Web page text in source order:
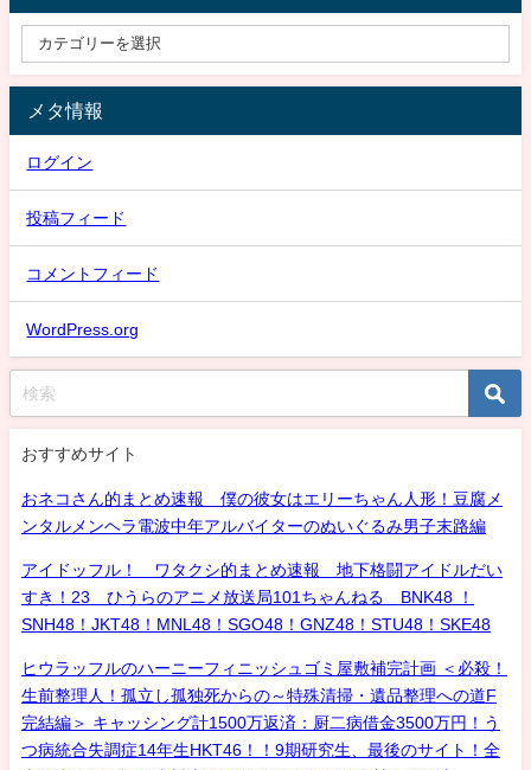
メタ情報
ログイン
投稿フィード
コメントフィード
WordPress.org
おすすめサイト
おネコさん的まとめ速報 僕の彼女はエリーちゃん人形！豆腐メ
ンタルメンヘラ電波中年アルバイターのぬいぐるみ男子末路編
アイドッフル！ ワタクシ的まとめ速報 地下格闘アイドルだい
すき！23 ひうらのアニメ放送局101ちゃんねる BNK48 ！
SNH48！JKT48！MNL48！SGO48！GNZ48！STU48！SKE48
ヒウラッフルのハーニーフィニッシュゴミ屋敷補完計画 ＜必殺！
生前整理人！孤立し孤独死からの～特殊清掃・遺品整理への道F
完結編＞ キャッシング計1500万返済：厨二病借金3500万円！う
つ病統合失調症14年生HKT46！！9期研究生、最後のサイト！全